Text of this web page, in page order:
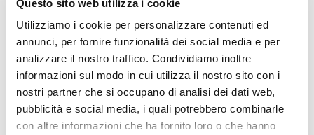
Questo sito web utilizza i cookie
Utilizziamo i cookie per personalizzare contenuti ed
annunci, per fornire funzionalità dei social media e per
analizzare il nostro traffico. Condividiamo inoltre
informazioni sul modo in cui utilizza il nostro sito con i
nostri partner che si occupano di analisi dei dati web,
pubblicità e social media, i quali potrebbero combinarle
con altre informazioni che ha fornito loro o che hanno
rebbidelle forchetteappuntitia regola d’arte per inforcare
qualunque prelibatezza, perfettamente.